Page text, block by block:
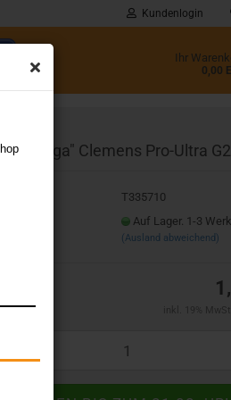
Kundenlogin
Ihr
0,00
"Gaga" Clemens Pro-Ultra
T335710
Auf Lager. 1-3
(Ausland abweichend)